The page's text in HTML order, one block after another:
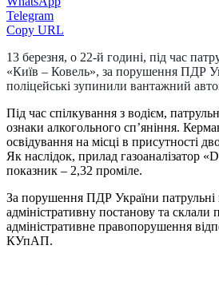
Telegram
Copy URL
13 березня, о 22-й годині, під час
«Київ – Ковель», за порушення ПДР
поліцейські зупинили вантажний
Під час спілкування з водієм,
ознаки алкогольного сп’яніння.
освідування на місці в присутності
Як наслідок, прилад газоаналізатор
показник – 2,32 проміле.
За порушення ПДР України патрульні
адміністративну постанову та склали
адміністративне правопорушення
КУпАП.